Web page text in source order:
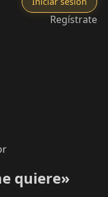
Regístrate
quiere»